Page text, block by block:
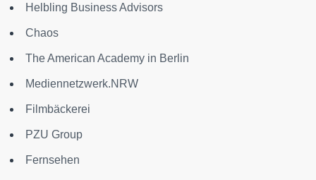
Helbling Business Advisors
Chaos
The American Academy in Berlin
Mediennetzwerk.NRW
Filmbäckerei
PZU Group
Fernsehen